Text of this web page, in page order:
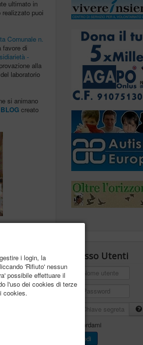
ultimato in
puoi
Comunale n.
favore di
-
alla
laboratorio
si animano
BLOG creato
Accesso Utenti
Nome utente
Password
Chiave segreta
Ricordami
Accedi
i login, la
'Rifiuto' nessun
possibile effettuare il
l'uso dei cookies di terze
cookies.